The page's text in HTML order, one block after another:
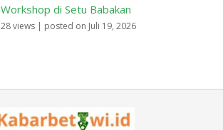
Workshop di Setu Babakan
28 views | posted on Juli 19, 2026